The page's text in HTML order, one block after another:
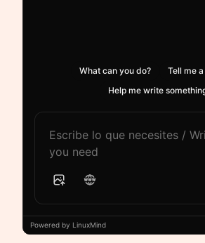
What can you do?
Tell me
Help me write
Powered by LinuxMind